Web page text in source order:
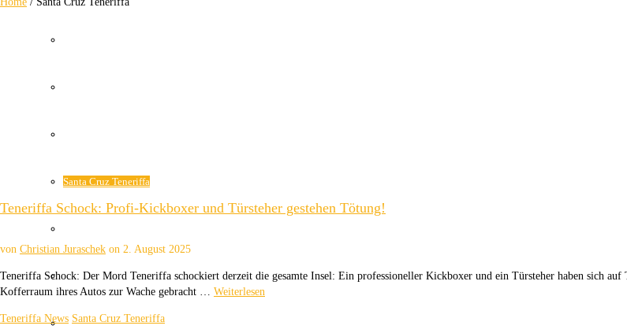
Santa Cruz Teneriffa
Immobilien Kanaren
Tourismus Kanaren
Teneriffa Schock: Profi-Kickboxer und Türsteher gestehen Tötung!
von Christian Juraschek on 2. August 2025
Teneriffa Schock: Der Mord Teneriffa schockiert derzeit die gesamte Insel: Ein professioneller Kickboxer und ein Türsteher haben sich
Kofferraum ihres Autos zur Wache gebracht … Weiterlesen
Teneriffa News Santa Cruz Teneriffa